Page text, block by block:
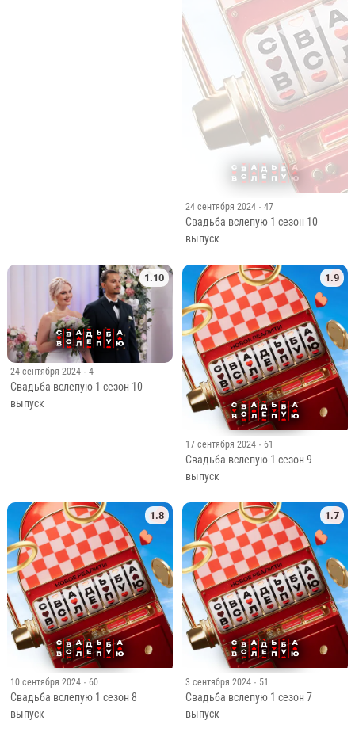
выпуск
1.9
17 сентября 2024 · 61
Свадьба вслепую 1 сезон 9
выпуск
1.8 1.7
3 сентября 2024 · 51
Свадьба вслепую 1 сезон 7
выпуск
1.6
27 августа 2024 · 46
Свадьба вслепую 1 сезон 6
выпуск
1.5
20 августа 2024 · 47
Свадьба вслепую 1 сезон 5
выпуск